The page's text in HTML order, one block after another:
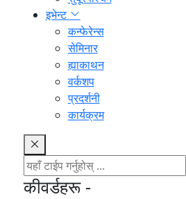
इभेन्ट
कन्फेरेन्स
सेमिनार
ह्याकाथन
वर्कशप
प्रदर्शनी
कार्यक्रम
कीवर्डहरू -